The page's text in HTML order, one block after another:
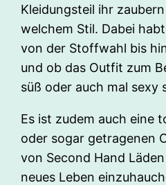
Kleidungsteil ihr
welchem Stil. Dabei
von der Stoffwahl bis
und ob das Outfit zum
süß oder auch mal sexy
Es ist zudem auch eine
oder sogar getragenen
von Second Hand
neues Leben